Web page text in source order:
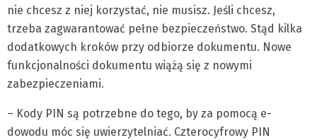
nie chcesz z niej korzystać, nie musisz. Jeśli chcesz,
trzeba zagwarantować pełne bezpieczeństwo. Stąd kilka
dodatkowych kroków przy odbiorze dokumentu. Nowe
funkcjonalności dokumentu wiążą się z nowymi
zabezpieczeniami.
– Kody PIN są potrzebne do tego, by za pomocą e-
dowodu móc się uwierzytelniać. Czterocyfrowy PIN